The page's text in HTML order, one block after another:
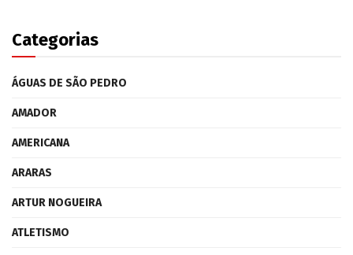
Categorias
ÁGUAS DE SÃO PEDRO
AMADOR
AMERICANA
ARARAS
ARTUR NOGUEIRA
ATLETISMO